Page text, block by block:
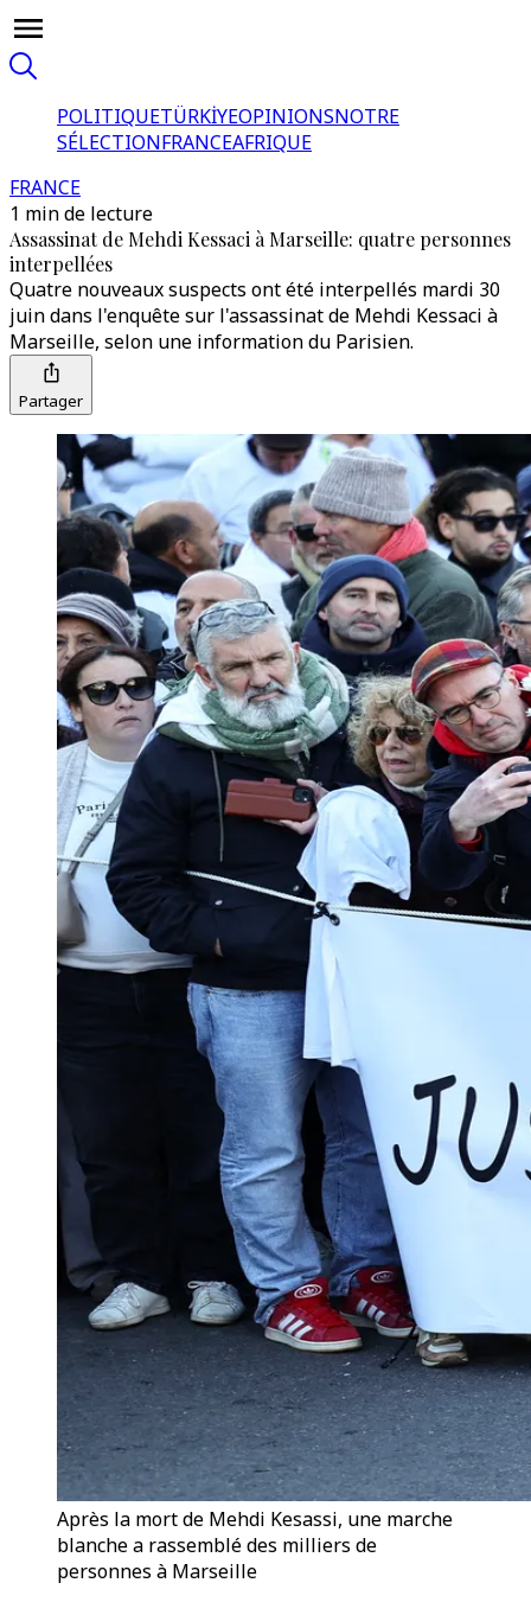
POLITIQUETÜRKİYEOPINIONSNOTRE
SÉLECTIONFRANCEAFRIQUE
FRANCE
1 min de lecture
Assassinat de Mehdi Kessaci à Marseille: quatre personnes
interpellées
Quatre nouveaux suspects ont été interpellés mardi 30
juin dans l'enquête sur l'assassinat de Mehdi Kessaci à
Marseille, selon une information du Parisien.
Partager
Après la mort de Mehdi Kesassi, une marche
blanche a rassemblé des milliers de
personnes à Marseille